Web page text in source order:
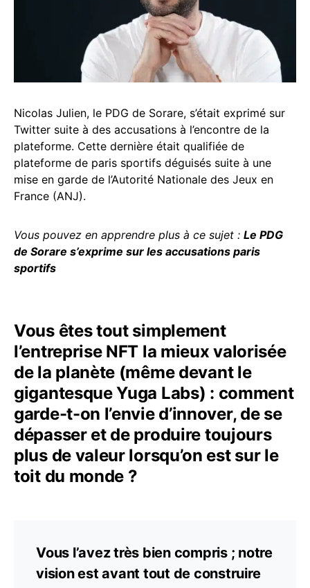
Nicolas Julien, le PDG de Sorare, s’était exprimé sur
Twitter suite à des accusations à l’encontre de la
plateforme. Cette dernière était qualifiée de
plateforme de paris sportifs déguisés suite à une
mise en garde de l’Autorité Nationale des Jeux en
France (ANJ).
Vous pouvez en apprendre plus à ce sujet : Le PDG
de Sorare s’exprime sur les accusations paris
sportifs
Vous êtes tout simplement
l’entreprise NFT la mieux valorisée
de la planète (même devant le
gigantesque Yuga Labs) : comment
garde-t-on l’envie d’innover, de se
dépasser et de produire toujours
plus de valeur lorsqu’on est sur le
toit du monde ?
Vous l’avez très bien compris ; notre
vision est avant tout de construire